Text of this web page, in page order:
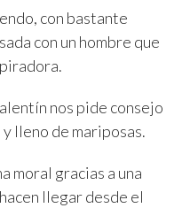
con bastante
con un hombre que
nos pide consejo
lleno de mariposas.
moral gracias a una
llegar desde el